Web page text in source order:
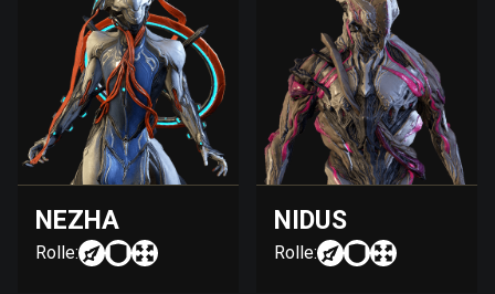
NEZHA
Rolle:
NIDUS
Rolle: